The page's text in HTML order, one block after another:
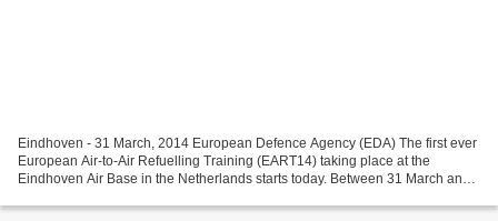
Eindhoven - 31 March, 2014 European Defence Agency (EDA) The first ever
European Air-to-Air Refuelling Training (EART14) taking place at the
Eindhoven Air Base in the Netherlands starts today. Between 31 March and